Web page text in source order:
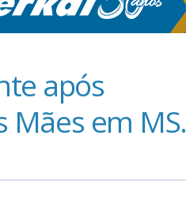
após
Mães em MS.